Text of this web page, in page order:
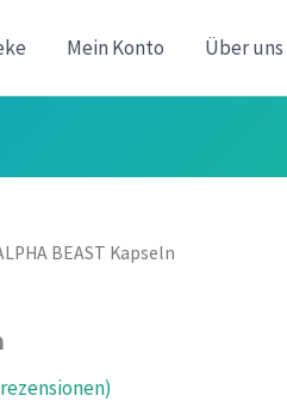
Mein Konto Über uns
BEAST Kapseln